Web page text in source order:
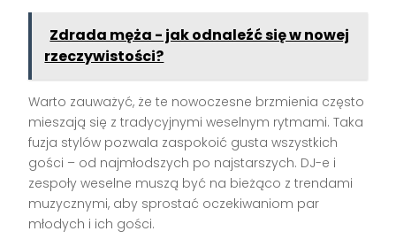
Zdrada męża - jak odnaleźć się w nowej
rzeczywistości?
Warto zauważyć, że te nowoczesne brzmienia często
mieszają się z tradycyjnymi weselnym rytmami. Taka
fuzja stylów pozwala zaspokoić gusta wszystkich
gości – od najmłodszych po najstarszych. DJ-e i
zespoły weselne muszą być na bieżąco z trendami
muzycznymi, aby sprostać oczekiwaniom par
młodych i ich gości.